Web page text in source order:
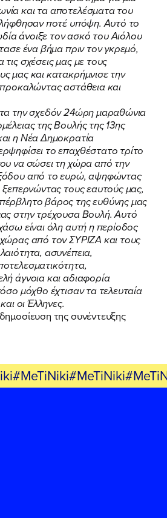
και τα αποτελέσματα του
ποτέ υπόψη. Αυτό το
άνοιξε τον ασκό του Αιόλου
ένα βήμα πριν τον γκρεμό,
σχέσεις μας με τους
μας και κατακρήμνισε την
αστάθεια και
την σχεδόν 24ώρη μαραθώνια
της Βουλής της 13ης
η Νέα Δημοκρατία
το επαχθέστατο τρίτο
να σώσει τη χώρα από την
από το ευρώ, αψηφώντας
ξεπερνώντας τους εαυτούς μας,
βάρος της ευθύνης μας
στην τρέχουσα Βουλή. Αυτό
είναι όλη αυτή η περίοδος
από τον ΣΥΡΙΖΑ και τους
ασυνέπεια,
άγνοια και αδιαφορία
μόχθο έχτισαν τα τελευταία
οι Έλληνες.
της συνέντευξης